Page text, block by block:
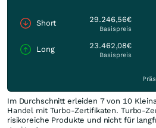
Short 29.246,56€
Basispreis
Long 23.462,08€
Basispreis
Im Durchschnitt erleiden 7 von 10
Handel mit Turbo-Zertifikaten. Turbo-
risikoreiche Produkte und nicht für